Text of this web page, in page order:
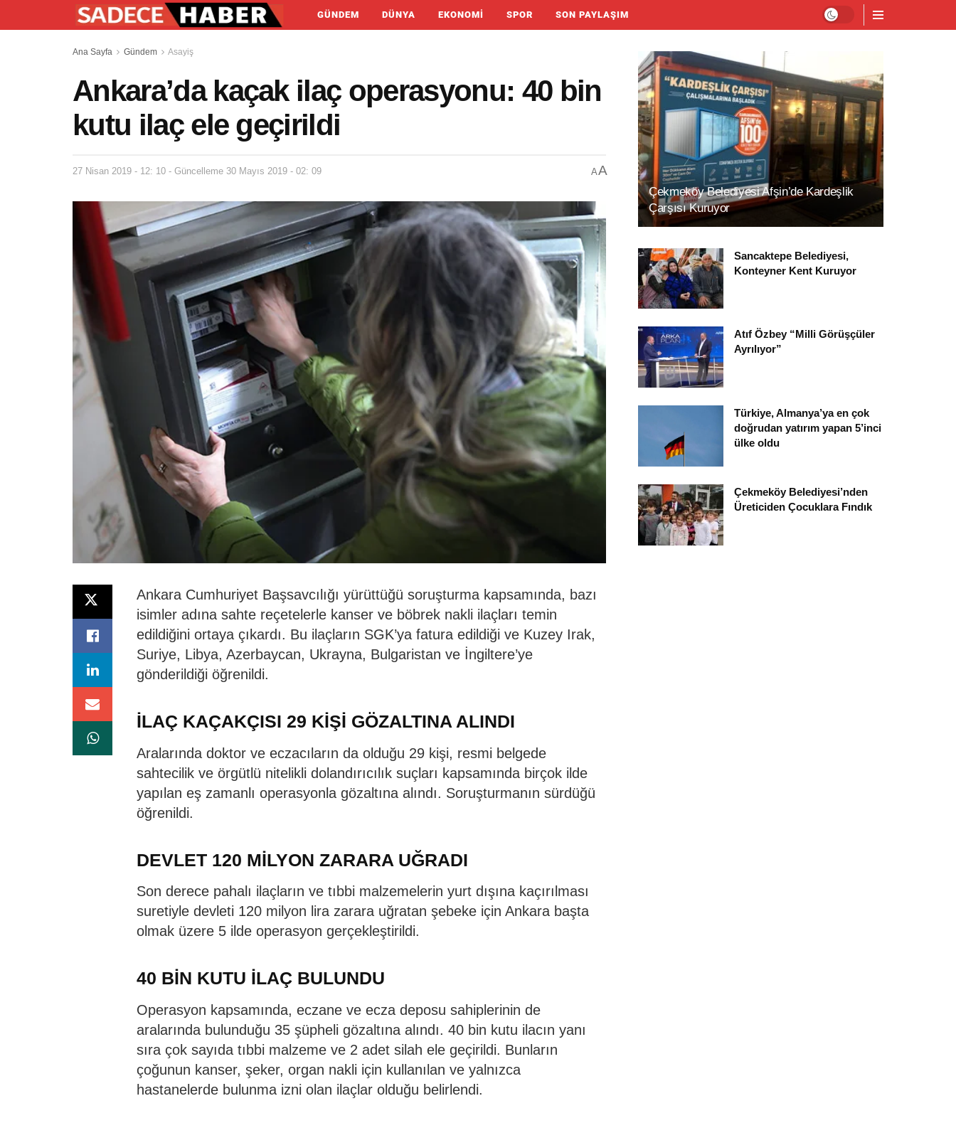
GÜNDEM DÜNYA EKONOMI SPOR SON PAYLAŞIM
Ana Sayfa Gündem Asayiş
Ankara’da kaçak ilaç operasyonu: 40 bin
kutu ilaç ele geçirildi
27 Nisan 2019 - 12: 10 - Güncelleme 30 Mayıs 2019 - 02: 09 AA
Ankara Cumhuriyet Başsavcılığı yürüttüğü soruşturma kapsamında, bazı
isimler adına sahte reçetelerle kanser ve böbrek nakli ilaçları temin
edildiğini ortaya çıkardı. Bu ilaçların SGK’ya fatura edildiği ve Kuzey Irak,
Suriye, Libya, Azerbaycan, Ukrayna, Bulgaristan ve İngiltere’ye
gönderildiği öğrenildi.
İLAÇ KAÇAKÇISI 29 KİŞİ GÖZALTINA ALINDI
Aralarında doktor ve eczacıların da olduğu 29 kişi, resmi belgede
sahtecilik ve örgütlü nitelikli dolandırıcılık suçları kapsamında birçok ilde
yapılan eş zamanlı operasyonla gözaltına alındı. Soruşturmanın sürdüğü
öğrenildi.
DEVLET 120 MİLYON ZARARA UĞRADI
Son derece pahalı ilaçların ve tıbbi malzemelerin yurt dışına kaçırılması
suretiyle devleti 120 milyon lira zarara uğratan şebeke için Ankara başta
olmak üzere 5 ilde operasyon gerçekleştirildi.
40 BİN KUTU İLAÇ BULUNDU
Operasyon kapsamında, eczane ve ecza deposu sahiplerinin de
aralarında bulunduğu 35 şüpheli gözaltına alındı. 40 bin kutu ilacın yanı
sıra çok sayıda tıbbi malzeme ve 2 adet silah ele geçirildi. Bunların
çoğunun kanser, şeker, organ nakli için kullanılan ve yalnızca
hastanelerde bulunma izni olan ilaçlar olduğu belirlendi.
Çekmeköy Belediyesi Afşin’de Kardeşlik
Çarşısı Kuruyor
Sancaktepe Belediyesi,
Konteyner Kent Kuruyor
Atıf Özbey “Milli Görüşçüler
Ayrılıyor”
Türkiye, Almanya’ya en çok
doğrudan yatırım yapan 5’inci
ülke oldu
Çekmeköy Belediyesi’nden
Üreticiden Çocuklara Fındık